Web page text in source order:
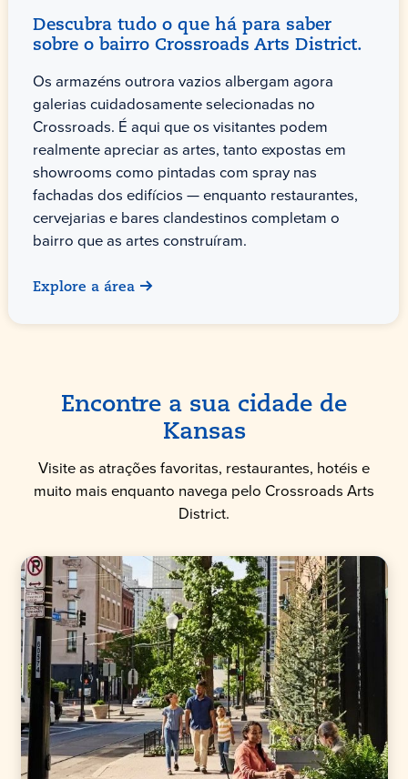
Descubra tudo o que há para saber
sobre o bairro Crossroads Arts District.
Os armazéns outrora vazios albergam agora
galerias cuidadosamente selecionadas no
Crossroads. É aqui que os visitantes podem
realmente apreciar as artes, tanto expostas em
showrooms como pintadas com spray nas
fachadas dos edifícios — enquanto restaurantes,
cervejarias e bares clandestinos completam o
bairro que as artes construíram.
Explore a área
Encontre a sua cidade de
Kansas
Visite as atrações favoritas, restaurantes, hotéis e
muito mais enquanto navega pelo Crossroads Arts
District.